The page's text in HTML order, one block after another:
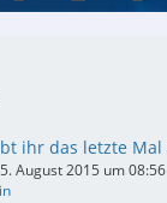
ihr das letzte
August 2015 um 08:56